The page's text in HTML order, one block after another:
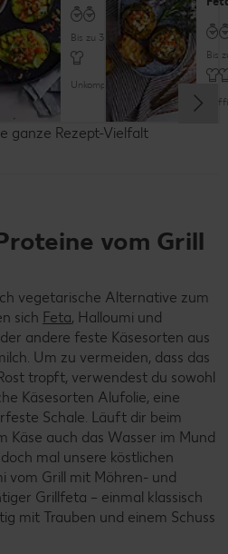
Mehr als 60 Minuten
Unkompliziert
Bis
ganze Rezept-Vielfalt
vom Grill
vegetarische Alternative zum
sich Feta, Halloumi und
andere feste Käsesorten aus
Um zu vermeiden, dass das
tropft, verwendest du sowohl
Käsesorten Alufolie, eine
Schale. Läuft dir beim
Käse auch das Wasser im Mund
mal unsere köstlichen
vom Grill mit Möhren- und
Grillfeta – einmal klassisch
mit Trauben und einem Schuss